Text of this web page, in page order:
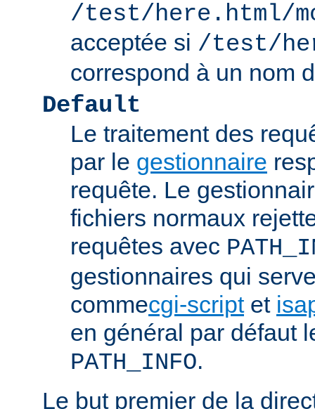
/test/here.html/
acceptée si /test/
correspond à un nom
Default
Le traitement des
par le gestionnaire
requête. Le
fichiers normaux
requêtes avec
gestionnaires qui
commecgi-scriptet
en général par défaut
PATH_INFO.
Le but premier de la